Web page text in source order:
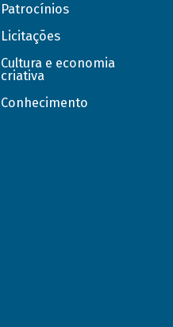
Patrocínios
Licitações
Cultura e economia
criativa
Conhecimento